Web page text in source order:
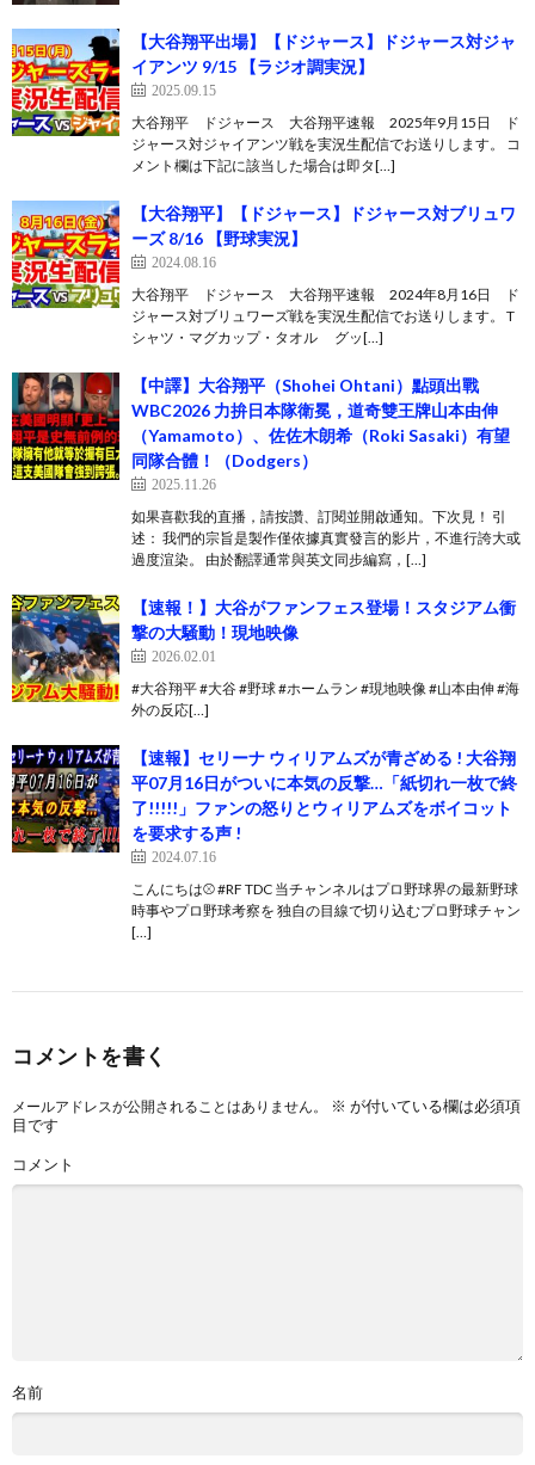
【大谷翔平出場】【ドジャース】ドジャース対ジャ
イアンツ 9/15 【ラジオ調実況】
2025.09.15
大谷翔平 ドジャース 大谷翔平速報 2025年9月15日 ド
ジャース対ジャイアンツ戦を実況生配信でお送りします。 コ
メント欄は下記に該当した場合は即タ[…]
【大谷翔平】【ドジャース】ドジャース対ブリュワ
ーズ 8/16 【野球実況】
2024.08.16
大谷翔平 ドジャース 大谷翔平速報 2024年8月16日 ド
ジャース対ブリュワーズ戦を実況生配信でお送りします。 T
シャツ・マグカップ・タオル グッ[…]
【中譯】大谷翔平（Shohei Ohtani）點頭出戰
WBC2026 力拚日本隊衛冕，道奇雙王牌山本由伸
（Yamamoto）、佐佐木朗希（Roki Sasaki）有望
同隊合體！（Dodgers）
2025.11.26
如果喜歡我的直播，請按讚、訂閱並開啟通知。下次見！ 引
述： 我們的宗旨是製作僅依據真實發言的影片，不進行誇大或
過度渲染。 由於翻譯通常與英文同步編寫，[…]
【速報！】大谷がファンフェス登場！スタジアム衝
撃の大騒動！現地映像
2026.02.01
#大谷翔平 #大谷 #野球 #ホームラン #現地映像 #山本由伸 #海
外の反応[…]
【速報】セリーナ ウィリアムズが青ざめる ! 大谷翔
平07月16日がついに本気の反撃…「紙切れ一枚で終
了!!!!!」ファンの怒りとウィリアムズをボイコット
を要求する声 !
2024.07.16
こんにちは⚾️ #RF TDC 当チャンネルはプロ野球界の最新野球
時事やプロ野球考察を 独自の目線で切り込むプロ野球チャン
[…]
コメントを書く
メールアドレスが公開されることはありません。 ※ が付いている欄は必須項
目です
コメント
名前